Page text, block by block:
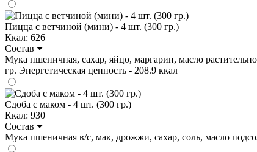
Пицца с ветчиной (мини) - 4 шт. (300 гр.)
Ккал: 626
Состав
Мука пшеничная, сахар, яйцо, маргарин, масло
гр. Энергетическая ценность - 208.9 ккал
Сдоба с маком - 4 шт. (300 гр.)
Ккал: 930
Состав
Мука пшеничная в/с, мак, дрожжи, сахар, соль, масло